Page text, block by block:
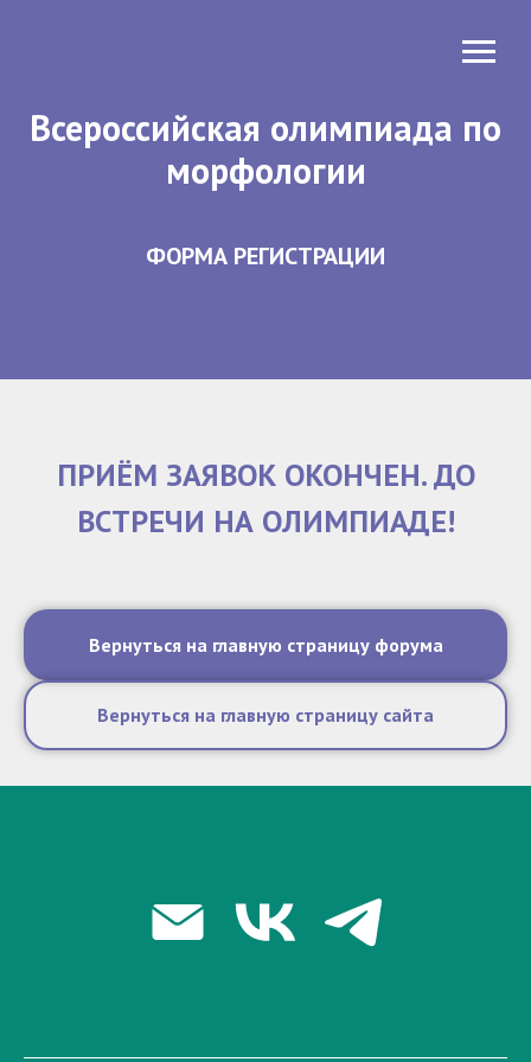
Всероссийская олимпиада по
морфологии
ФОРМА РЕГИСТРАЦИИ
ПРИЁМ ЗАЯВОК ОКОНЧЕН. ДО
ВСТРЕЧИ НА ОЛИМПИАДЕ!
Вернуться на главную страницу форума
Вернуться на главную страницу сайта